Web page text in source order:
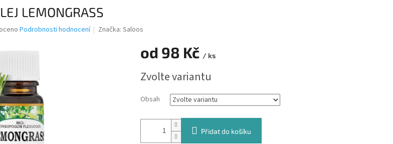
LEMONGRASS
Podrobnosti hodnocení Značka:Saloos
od 98 Kč / ks
cena:
Zvolte variantu
Obsah
Přidat do košíku